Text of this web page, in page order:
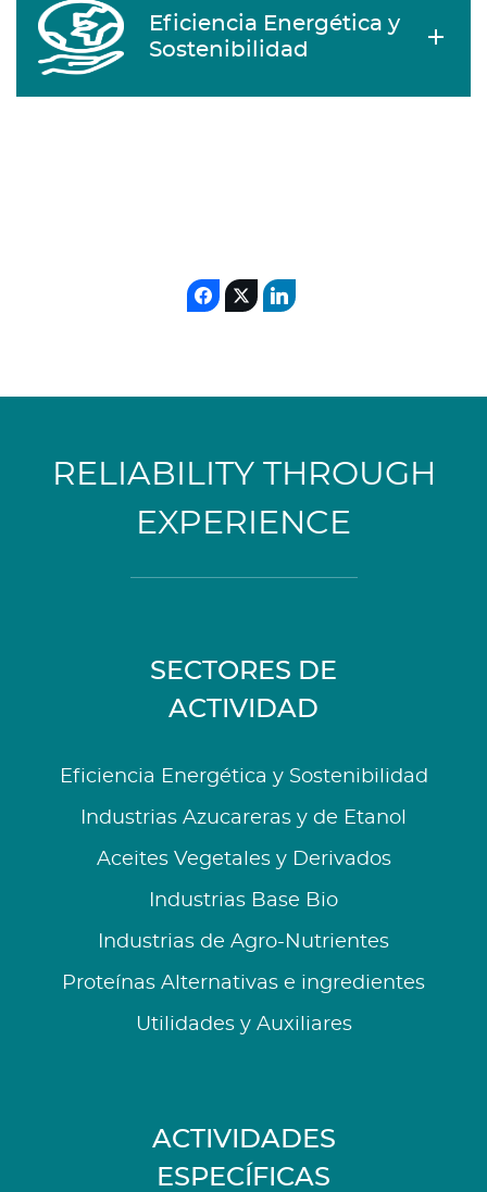
Eficiencia Energética y
Sostenibilidad
RELIABILITY THROUGH
EXPERIENCE
SECTORES DE
ACTIVIDAD
Eficiencia Energética y Sostenibilidad
Industrias Azucareras y de Etanol
Aceites Vegetales y Derivados
Industrias Base Bio
Industrias de Agro-Nutrientes
Proteínas Alternativas e ingredientes
Utilidades y Auxiliares
ACTIVIDADES
ESPECÍFICAS